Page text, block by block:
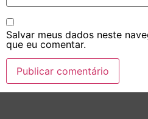
Salvar meus dados neste
que eu comentar.